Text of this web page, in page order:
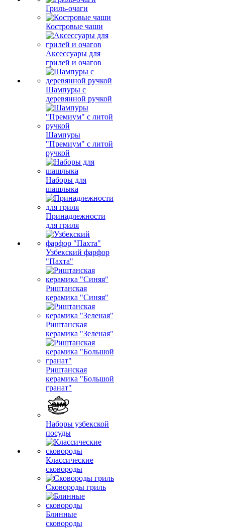
Гриль-очаги
Костровые чаши
Аксессуары для
грилей и очагов
Шампуры с
деревянной ручкой
Шампуры
"Премиум" с литой
ручкой
Наборы для
шашлыка
Принадлежности
для гриля
Узбекский фарфор
"Пахта"
Риштанская
керамика "Синяя"
Риштанская
керамика "Зеленая"
Риштанская
керамика "Большой
гранат"
Наборы узбекской
посуды
Классические
сковороды
Сковороды гриль
Блинные
сковороды